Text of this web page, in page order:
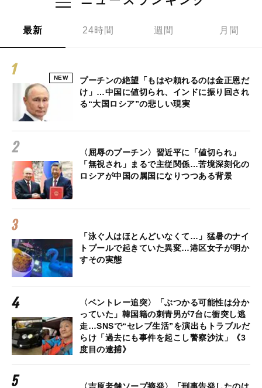
最新 24時間 週間 月間
NEW
プーチンの絶望「もはや頼れるのは金正恩だ
け」…中国に値切られ、インドに振り回され
る“大国ロシア”の悲しい現実
〈屈辱のプーチン〉習近平に「値切られ」
「無視され」まるで主従関係…苦境深刻化の
ロシアが中国の属国になりつつある背景
「泳ぐ人はほとんどいなくて…」猛暑のナイ
トプールで起きていた異変…港区女子が明か
すその実態
〈ベントレー追突〉「ぶつかる可能性は分か
っていた」韓国籍の刺青男が7台に衝突し逃
走…SNSで“セレブ生活”を演出もトラブルだ
らけ「過去にも事件を起こし警察沙汰」《3
度目の逮捕》